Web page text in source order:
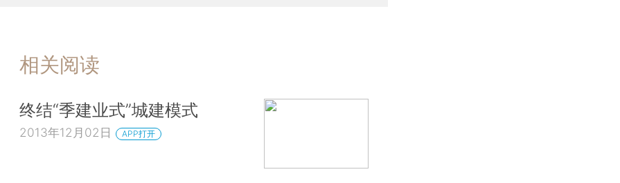
相关阅读
终结“季建业式”城建模式
2013年12月02日 APP打开